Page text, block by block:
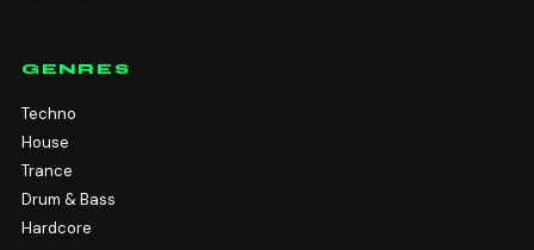
GENRES
Techno
House
Trance
Drum & Bass
Hardcore